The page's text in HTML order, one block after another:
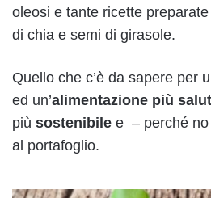
oleosi e tante ricette
di chia e semi di girasole.
Quello che c’è da sapere per
ed un’alimentazione più
più sostenibile e – perché no
al portafoglio.